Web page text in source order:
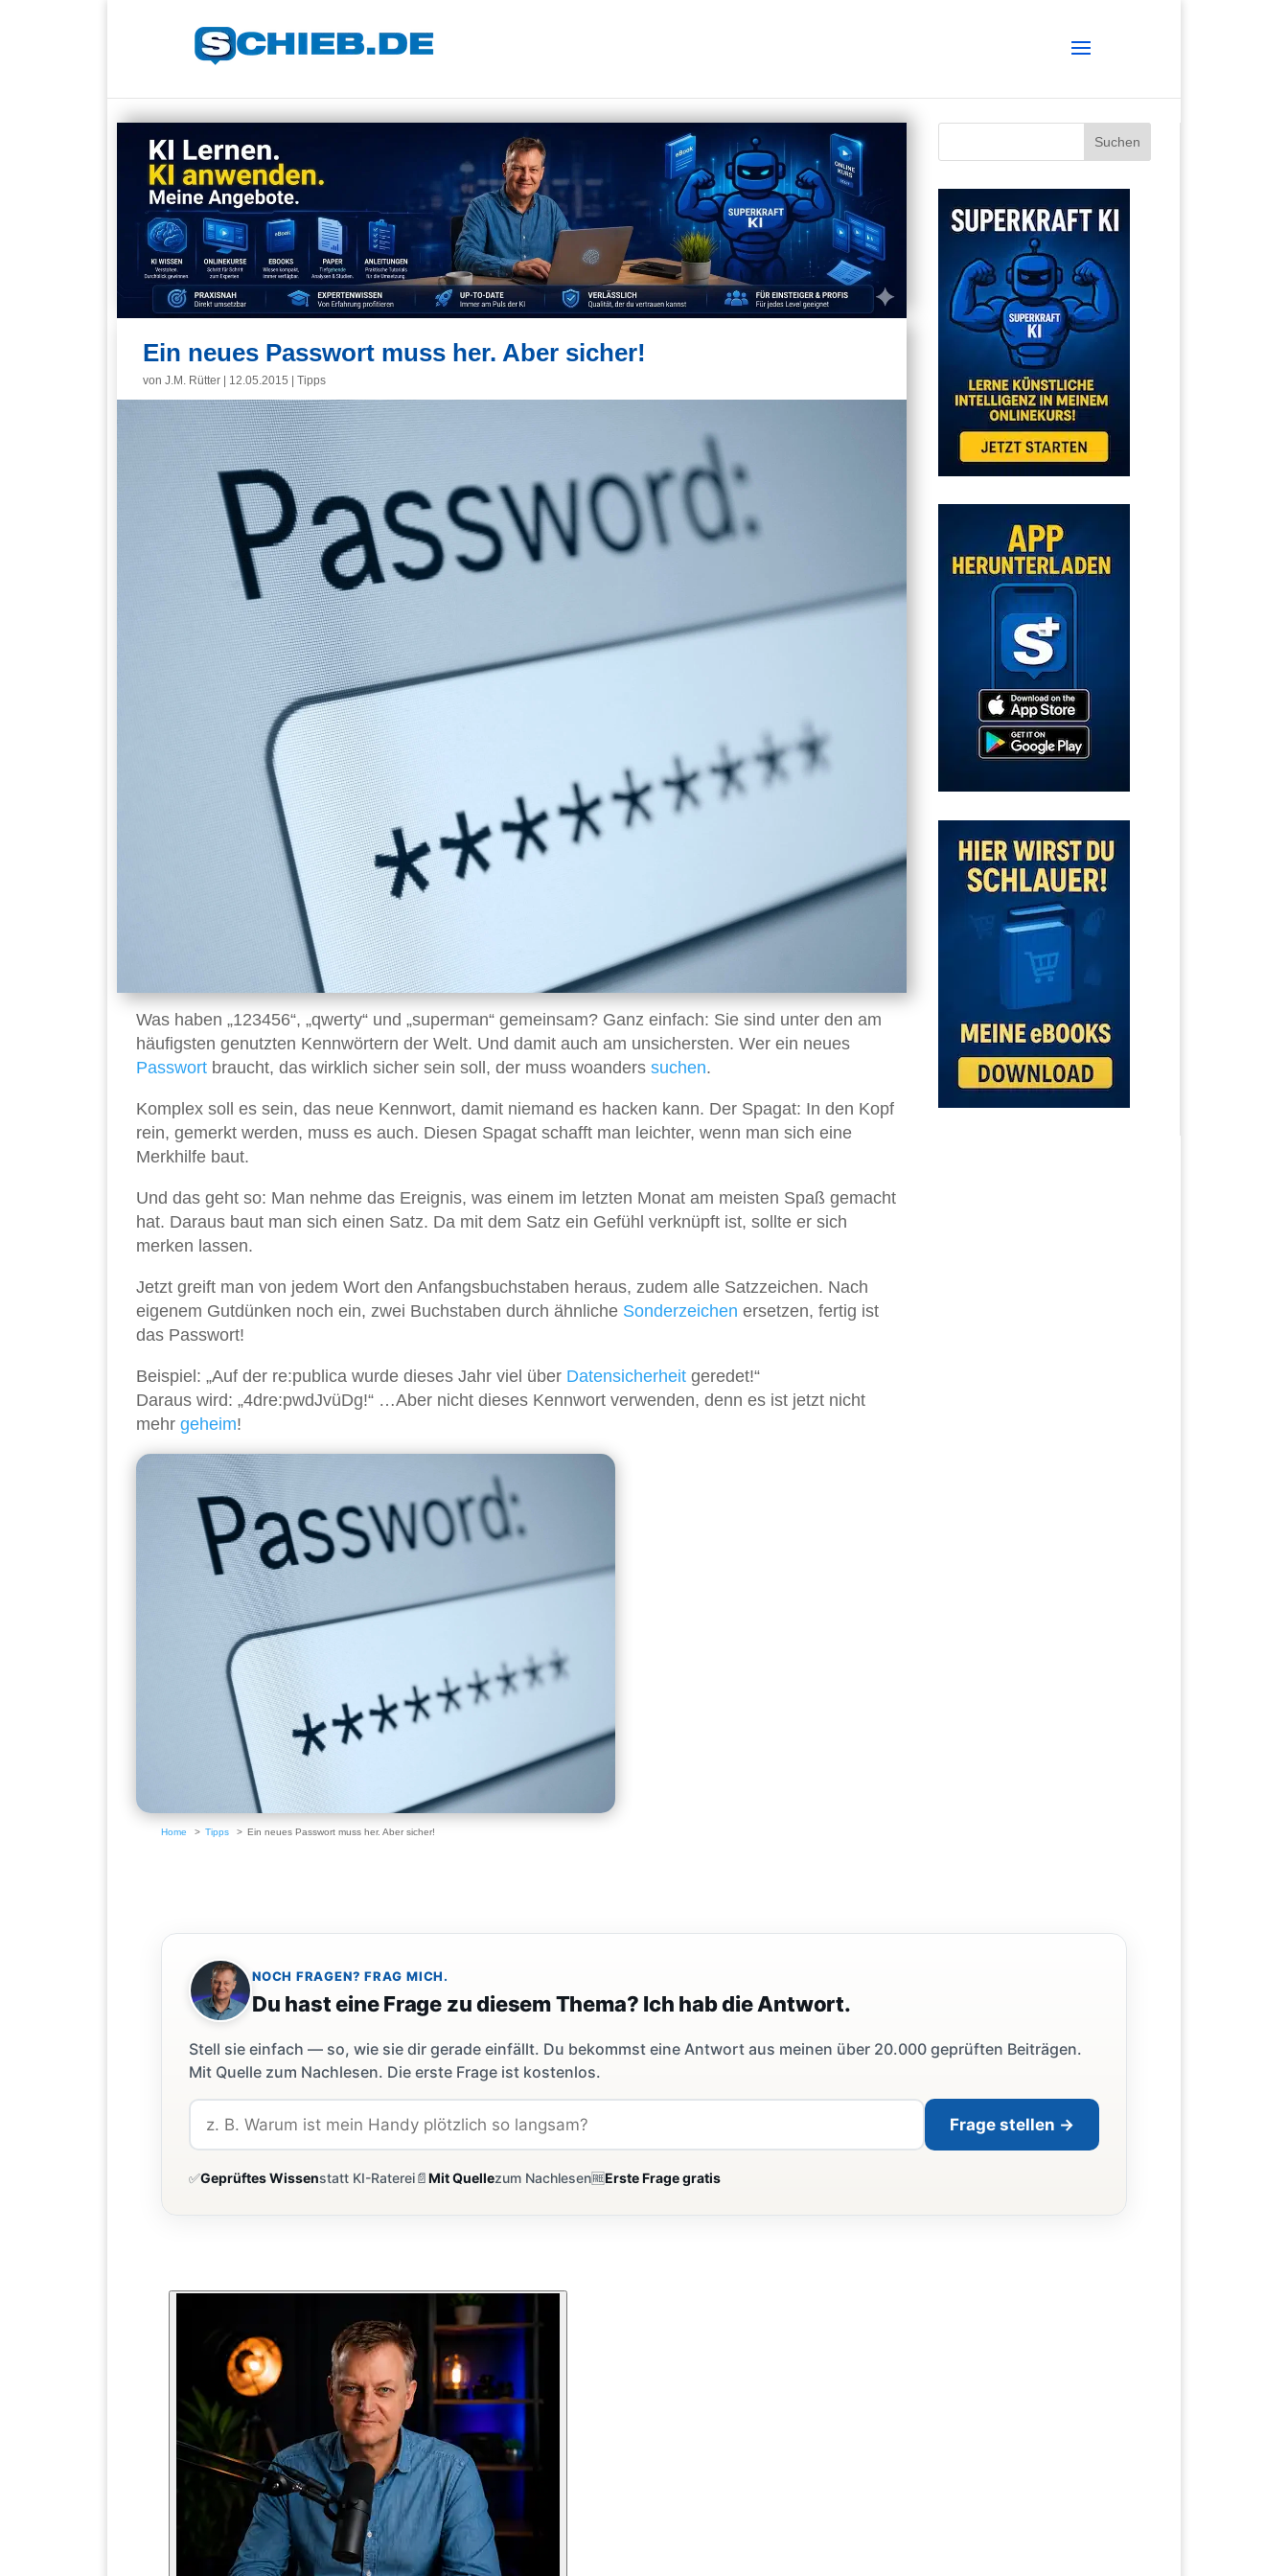
Ein neues Passwort muss her. Aber sicher!
von J.M. Rütter 12.05.2015 Tipps
Was haben „123456“, „qwerty“ und „superman“ gemeinsam? Ganz einfach: Sie sind unter den am
häufigsten genutzten Kennwörtern der Welt. Und damit auch am unsichersten. Wer ein neues
Passwort braucht, das wirklich sicher sein soll, der muss woanders suchen.
Komplex soll es sein, das neue Kennwort, damit niemand es hacken kann. Der Spagat: In den Kopf
rein, gemerkt werden, muss es auch. Diesen Spagat schafft man leichter, wenn man sich eine
Merkhilfe baut.
Und das geht so: Man nehme das Ereignis, was einem im letzten Monat am meisten Spaß gemacht
hat. Daraus baut man sich einen Satz. Da mit dem Satz ein Gefühl verknüpft ist, sollte er sich
merken lassen.
Jetzt greift man von jedem Wort den Anfangsbuchstaben heraus, zudem alle Satzzeichen. Nach
eigenem Gutdünken noch ein, zwei Buchstaben durch ähnliche Sonderzeichen ersetzen, fertig ist
das Passwort!
Beispiel: „Auf der re:publica wurde dieses Jahr viel über Datensicherheit geredet!“
Daraus wird: „4dre:pwdJvüDg!“ …Aber nicht dieses Kennwort verwenden, denn es ist jetzt nicht
mehr geheim!
Home Tipps Ein neues Passwort muss her. Aber sicher!
NOCH FRAGEN? FRAG MICH.
Du hast eine Frage zu diesem Thema? Ich hab die Antwort.
Stell sie einfach — so, wie sie dir gerade einfällt. Du bekommst eine Antwort aus meinen über 20.000 geprüften Beiträgen.
Mit Quelle zum Nachlesen. Die erste Frage ist kostenlos.
Frage stellen →
✅Geprüftes Wissenstatt KI-Raterei📄Mit Quellezum Nachlesen🆓Erste Frage gratis